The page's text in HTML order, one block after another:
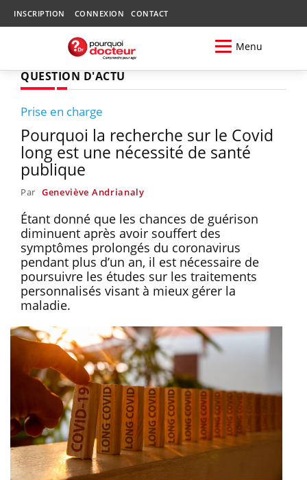
INSCRIPTION CONNEXION CONTACT
Menu
QUESTION D'ACTU
Prise en charge
Pourquoi la recherche sur le Covid
long est une nécessité de santé
publique
Par Geneviève Andrianaly
Étant donné que les chances de guérison
diminuent après avoir souffert des
symptômes prolongés du coronavirus
pendant plus d’un an, il est nécessaire de
poursuivre les études sur les traitements
personnalisés visant à mieux gérer la
maladie.